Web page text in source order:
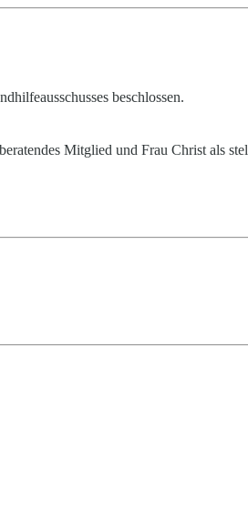
beschlossen.
Mitglied und Frau Christ als